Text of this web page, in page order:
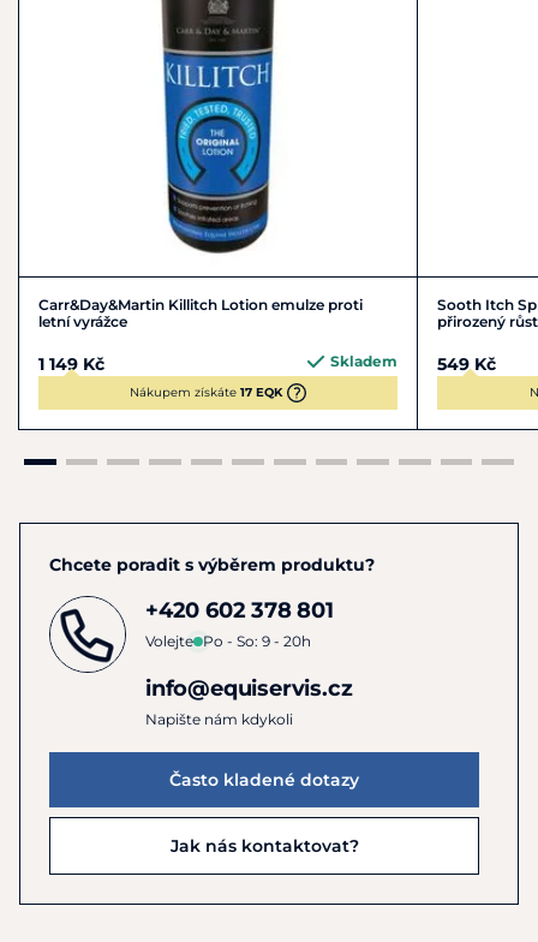
Carr&Day&Martin Killitch Lotion emulze proti
letní vyrážce
1 149 Kč Skladem
Nákupem získáte 17 EQK
Sooth Itch
přirozený
549 Kč
Chcete poradit s výběrem produktu?
+420 602 378 801
Volejte Po - So: 9 - 20h
info@equiservis.cz
Napište nám kdykoli
Často kladené dotazy
Jak nás kontaktovat?